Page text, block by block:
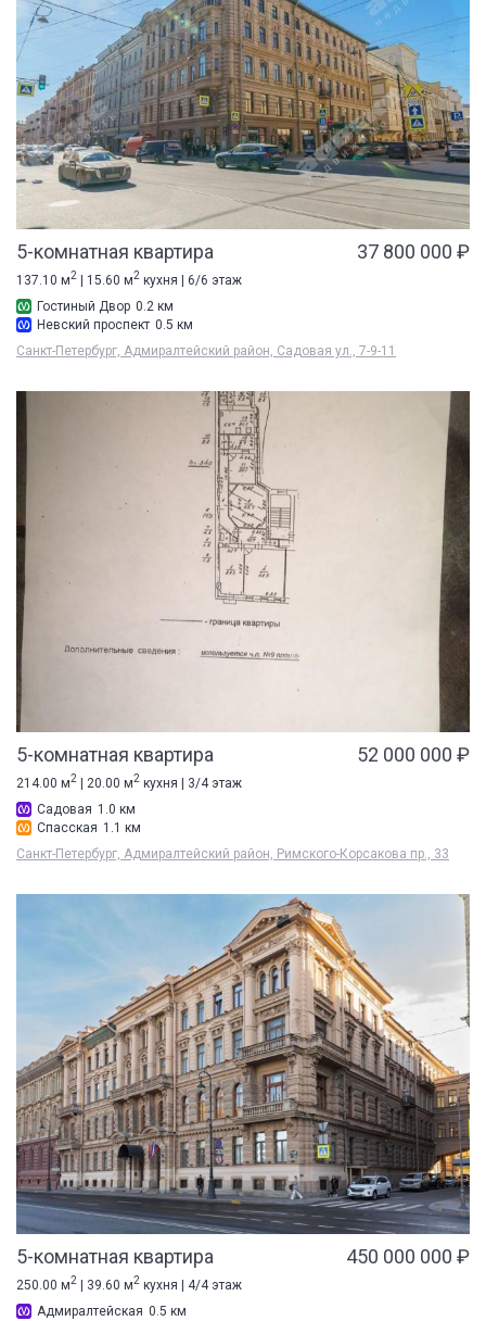
5-комнатная квартира 37 800 000 ₽
137.10 м2 | 15.60 м2 кухня | 6/6 этаж
Гостиный Двор 0.2 км
Невский проспект 0.5 км
Санкт-Петербург, Адмиралтейский район, Садовая ул., 7-9-11
5-комнатная квартира 52 000 000 ₽
214.00 м2 | 20.00 м2 кухня | 3/4 этаж
Садовая 1.0 км
Спасская 1.1 км
Санкт-Петербург, Адмиралтейский район, Римского-Корсакова пр., 33
5-комнатная квартира 450 000 000 ₽
250.00 м2 | 39.60 м2 кухня | 4/4 этаж
Адмиралтейская 0.5 км